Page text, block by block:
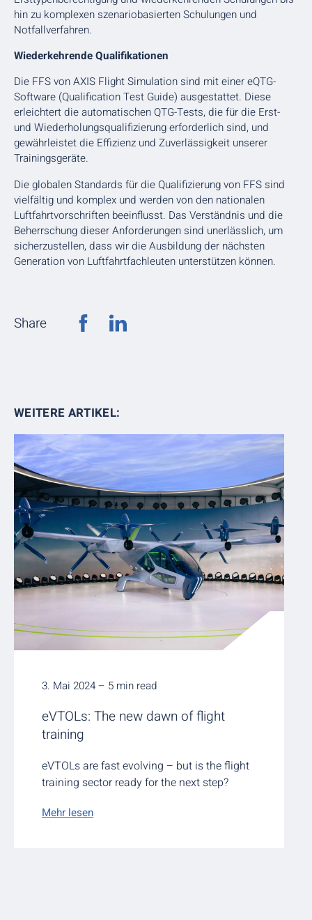
hin zu komplexen szenariobasierten Schulungen und
Notfallverfahren.
Wiederkehrende Qualifikationen
Die FFS von AXIS Flight Simulation sind mit einer eQTG-
Software (Qualification Test Guide) ausgestattet. Diese
erleichtert die automatischen QTG-Tests, die für die Erst-
und Wiederholungsqualifizierung erforderlich sind, und
gewährleistet die Effizienz und Zuverlässigkeit unserer
Trainingsgeräte.
Die globalen Standards für die Qualifizierung von FFS sind
vielfältig und komplex und werden von den nationalen
Luftfahrtvorschriften beeinflusst. Das Verständnis und die
Beherrschung dieser Anforderungen sind unerlässlich, um
sicherzustellen, dass wir die Ausbildung der nächsten
Generation von Luftfahrtfachleuten unterstützen können.
Share
WEITERE ARTIKEL:
3. Mai 2024 – 5 min read
eVTOLs: The new dawn of flight
training
eVTOLs are fast evolving – but is the flight
training sector ready for the next step?
Mehr lesen